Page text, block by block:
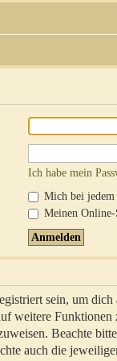
Ich habe mein
Mich bei jedem
Meinen Online-
sein, um
weitere
Beachte
auch die